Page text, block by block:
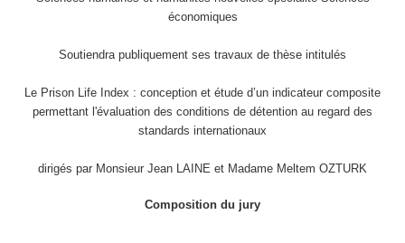
économiques
Soutiendra publiquement ses travaux de thèse intitulés
Le Prison Life Index : conception et étude d’un indicateur composite
permettant l'évaluation des conditions de détention au regard des
standards internationaux
dirigés par Monsieur Jean LAINE et Madame Meltem OZTURK
Composition du jury